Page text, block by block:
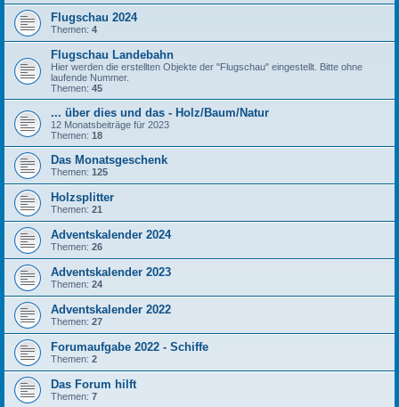
Flugschau 2024
Themen: 4
Flugschau Landebahn
Hier werden die erstellten Objekte der "Flugschau" eingestellt. Bitte ohne
laufende Nummer.
Themen: 45
... über dies und das - Holz/Baum/Natur
12 Monatsbeiträge für 2023
Themen: 18
Das Monatsgeschenk
Themen: 125
Holzsplitter
Themen: 21
Adventskalender 2024
Themen: 26
Adventskalender 2023
Themen: 24
Adventskalender 2022
Themen: 27
Forumaufgabe 2022 - Schiffe
Themen: 2
Das Forum hilft
Themen: 7